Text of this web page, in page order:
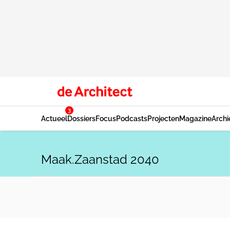
Actueel
3
DossiersFocusPodcastsProjectenMagazine
Maak.Zaanstad 2040